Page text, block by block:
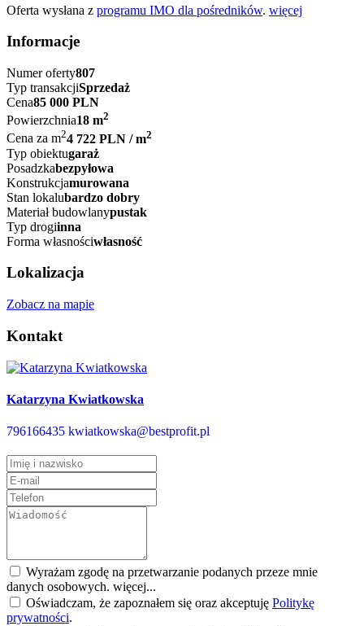
Oferta wysłana z programu IMO dla pośredników. więcej
Informacje
Numer oferty807
Typ transakcjiSprzedaż
Cena85 000 PLN
Powierzchnia18 m2
Cena za m24 722 PLN / m2
Typ obiektugaraż
Posadzkabezpyłowa
Konstrukcjamurowana
Stan lokalubardzo dobry
Materiał budowlanypustak
Typ drogiinna
Forma własnościwłasność
Lokalizacja
Zobacz na mapie
Kontakt
Katarzyna Kwiatkowska
796166435 kwiatkowska@bestprofit.pl
Wyrażam zgodę na przetwarzanie podanych przeze mnie
danych osobowych. więcej...
Oświadczam, że zapoznałem się oraz akceptuję Politykę
prywatności.